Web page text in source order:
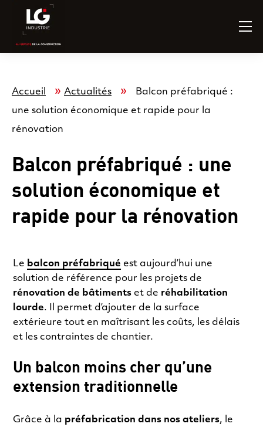
Accueil » Actualités »
Balcon préfabriqué :
une solution économique et rapide pour la
rénovation
Balcon préfabriqué : une
solution économique et
rapide pour la rénovation
Le balcon préfabriqué est aujourd’hui une
solution de référence pour les projets de
rénovation de bâtiments et de réhabilitation
lourde. Il permet d’ajouter de la surface
extérieure tout en maîtrisant les coûts, les délais
et les contraintes de chantier.
Un balcon moins cher qu’une
extension traditionnelle
Grâce à la préfabrication dans nos ateliers, le